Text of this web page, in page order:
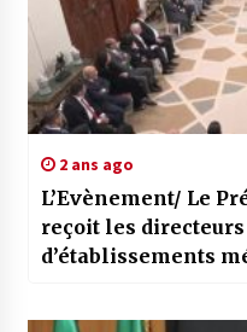
2 ans ago
L’Evènement/ Le
reçoit les
d’établissements